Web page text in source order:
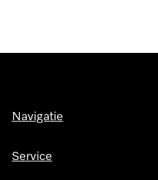
Navigatie
Service